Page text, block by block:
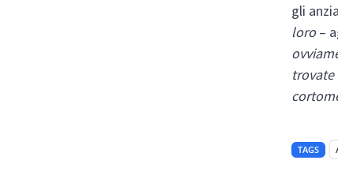
gli
loro–
trovate
TAGS